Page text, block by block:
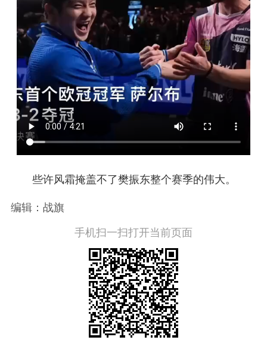
些许风霜掩盖不了樊振东整个赛季的伟大。
编辑：战旗
手机扫一扫打开当前页面